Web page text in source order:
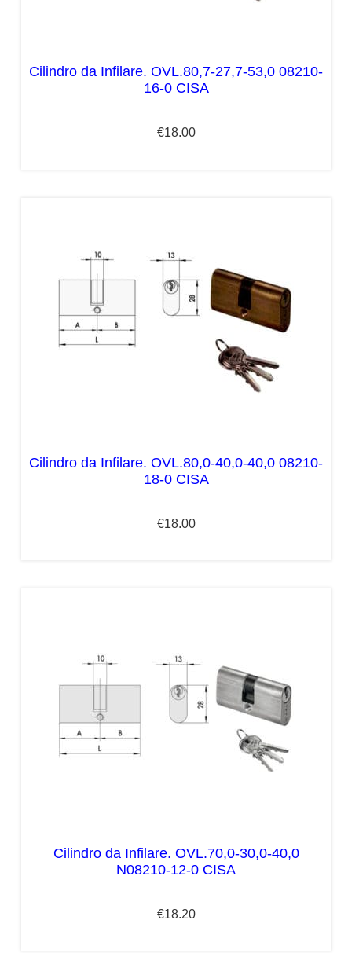
Cilindro da Infilare. OVL.80,7-27,7-53,0 08210-
16-0 CISA
€18.00
Cilindro da Infilare. OVL.80,0-40,0-40,0 08210-
18-0 CISA
€18.00
Cilindro da Infilare. OVL.70,0-30,0-40,0
N08210-12-0 CISA
€18.20